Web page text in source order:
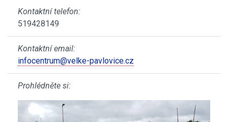
Kontaktní telefon:
519428149
Kontaktní email:
infocentrum@velke-pavlovice.cz
Prohlédněte si: